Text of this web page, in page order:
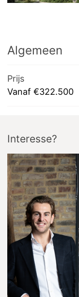
Algemeen
Prijs
Vanaf €322.500
Interesse?